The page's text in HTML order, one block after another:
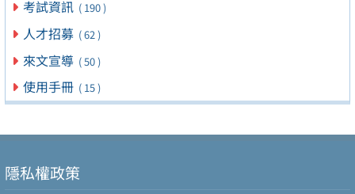
考試資訊 ( 190 )
人才招募 ( 62 )
來文宣導 ( 50 )
使用手冊 ( 15 )
隱私權政策